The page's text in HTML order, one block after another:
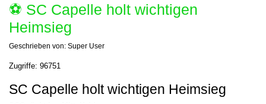
⚽️ SC Capelle holt wichtigen
Heimsieg
Geschrieben von: Super User
Zugriffe: 96751
SC Capelle holt wichtigen Heimsieg